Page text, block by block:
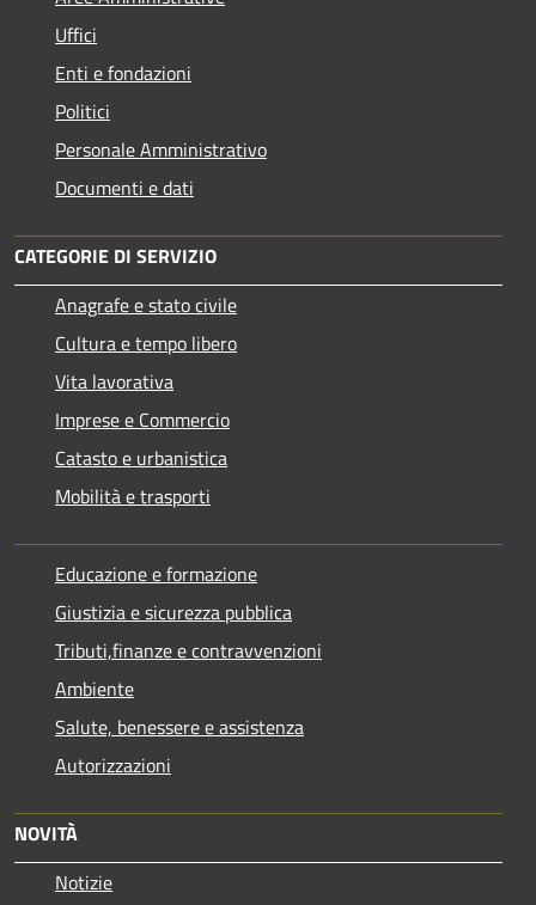
Uffici
Enti e fondazioni
Politici
Personale Amministrativo
Documenti e dati
CATEGORIE DI SERVIZIO
Anagrafe e stato civile
Cultura e tempo libero
Vita lavorativa
Imprese e Commercio
Catasto e urbanistica
Mobilità e trasporti
Educazione e formazione
Giustizia e sicurezza pubblica
Tributi,finanze e contravvenzioni
Ambiente
Salute, benessere e assistenza
Autorizzazioni
NOVITÀ
Notizie